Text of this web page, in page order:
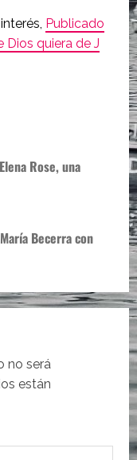
Publicado
quiera de J
Rose, una
Becerra con
no será
están